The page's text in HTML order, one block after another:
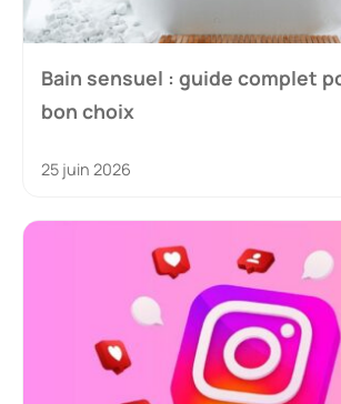
Bain sensuel : guide complet
bon choix
25 juin 2026